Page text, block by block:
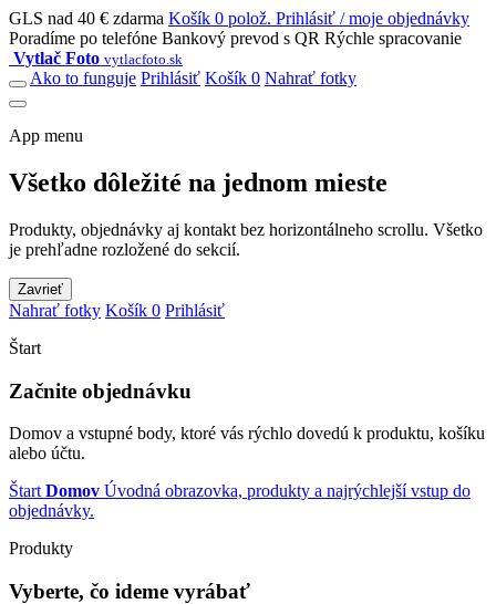
GLS nad 40 € zdarma Košík 0 polož. Prihlásiť / moje objednávky
Poradíme po telefóne Bankový prevod s QR Rýchle spracovanie
Vytlač Foto vytlacfoto.sk
Ako to funguje Prihlásiť Košík 0 Nahrať fotky
App menu
Všetko dôležité na jednom mieste
Produkty, objednávky aj kontakt bez horizontálneho scrollu. Všetko
je prehľadne rozložené do sekcií.
Zavrieť
Nahrať fotky Košík 0 Prihlásiť
Štart
Začnite objednávku
Domov a vstupné body, ktoré vás rýchlo dovedú k produktu, košíku
alebo účtu.
Štart Domov Úvodná obrazovka, produkty a najrýchlejší vstup do
objednávky.
Produkty
Vyberte, čo ideme vyrábať